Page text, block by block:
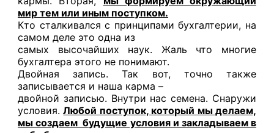
мир тем или иным поступком.
Кто сталкивался с принципами бухгалтерии, на
самом деле это одна из
самых высочайших наук. Жаль что многие
бухгалтера этого не понимают.
Двойная запись. Так вот, точно также
записывается и наша карма –
двойной записью. Внутри нас семена. Снаружи
условия.Любой поступок, который мы делаем,
мы создаем будущие условия и закладываем в